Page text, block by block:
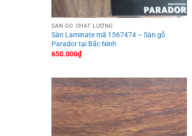
SÀN GỖ CHẤT LƯỢNG
Sàn Laminate mã 1567474 – Sàn gỗ
Parador tại Bắc Ninh
650.000₫